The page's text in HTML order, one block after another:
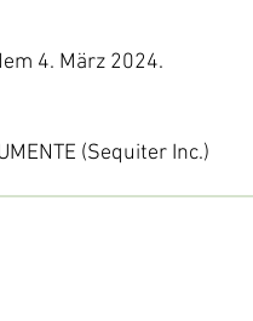
4. März 2024.
(Sequiter Inc.)